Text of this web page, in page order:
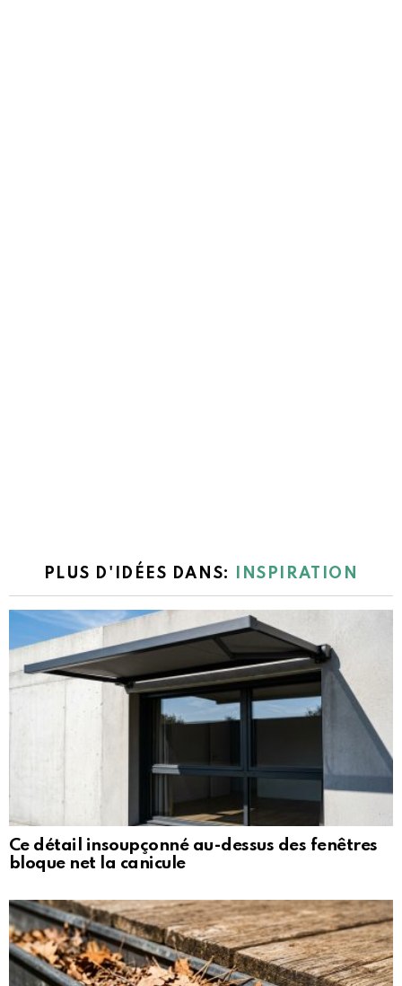
PLUS D'IDÉES DANS: INSPIRATION
Ce détail insoupçonné au-dessus des fenêtres
bloque net la canicule